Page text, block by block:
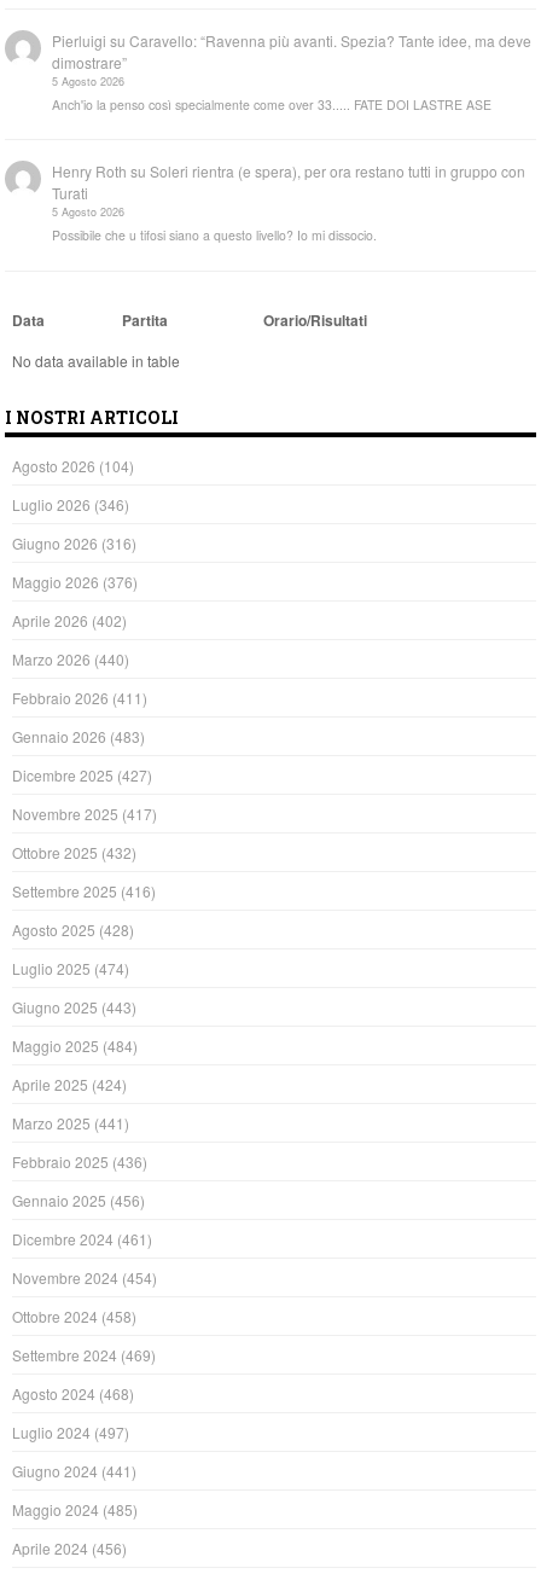
Pierluigi suCaravello: “Ravenna più avanti. Spezia? Tante idee, ma deve
dimostrare”
5 Agosto 2026
Anch'io la penso così specialmente come over 33..... FATE DOI LASTRE ASE
Henry Roth suSoleri rientra (e spera), per ora restano tutti in gruppo con
Turati
5 Agosto 2026
Possibile che u tifosi siano a questo livello? Io mi dissocio.
Data Partita Orario/Risultati
No data available in table
I NOSTRI ARTICOLI
Agosto 2026 (104)
Luglio 2026 (346)
Giugno 2026 (316)
Maggio 2026 (376)
Aprile 2026 (402)
Marzo 2026 (440)
Febbraio 2026 (411)
Gennaio 2026 (483)
Dicembre 2025 (427)
Novembre 2025 (417)
Ottobre 2025 (432)
Settembre 2025 (416)
Agosto 2025 (428)
Luglio 2025 (474)
Giugno 2025 (443)
Maggio 2025 (484)
Aprile 2025 (424)
Marzo 2025 (441)
Febbraio 2025 (436)
Gennaio 2025 (456)
Dicembre 2024 (461)
Novembre 2024 (454)
Ottobre 2024 (458)
Settembre 2024 (469)
Agosto 2024 (468)
Luglio 2024 (497)
Giugno 2024 (441)
Maggio 2024 (485)
Aprile 2024 (456)